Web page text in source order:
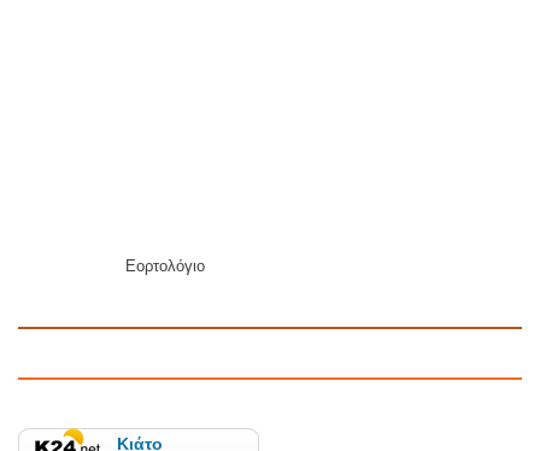
Εορτολόγιο